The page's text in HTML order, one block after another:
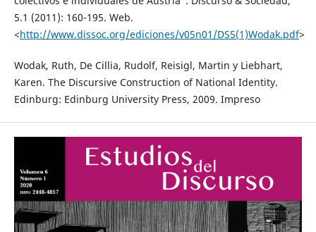
5.1 (2011): 160-195. Web.
<http://www.dissoc.org/ediciones/v05n01/DS5(1)Wodak.pdf>
Wodak, Ruth, De Cillia, Rudolf, Reisigl, Martin y Liebhart,
Karen. The Discursive Construction of National Identity.
Edinburg: Edinburg University Press, 2009. Impreso